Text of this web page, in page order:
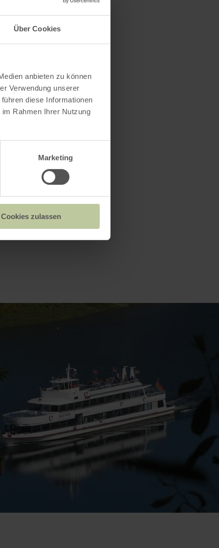
Über Cookies
anbieten zu können
Verwendung unserer
diese Informationen
Rahmen Ihrer Nutzung
Marketing
Cookies zulassen